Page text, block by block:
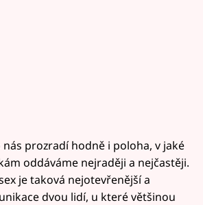
nás prozradí hodně i poloha, v jaké
oddáváme nejraději a nejčastěji.
je taková nejotevřenější a
dvou lidí, u které většinou